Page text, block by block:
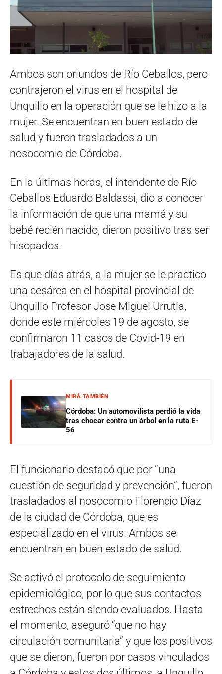
Ambos son oriundos de Río Ceballos, pero
contrajeron el virus en el hospital de
Unquillo en la operación que se le hizo a la
mujer. Se encuentran en buen estado de
salud y fueron trasladados a un
nosocomio de Córdoba.
En la últimas horas, el intendente de Río
Ceballos Eduardo Baldassi, dio a conocer
la información de que una mamá y su
bebé recién nacido, dieron positivo tras ser
hisopados.
Es que días atrás, a la mujer se le practico
una cesárea en el hospital provincial de
Unquillo Profesor Jose Miguel Urrutia,
donde este miércoles 19 de agosto, se
confirmaron 11 casos de Covid-19 en
trabajadores de la salud.
MIRÁ TAMBIÉN
Córdoba: Un automovilista perdió la vida
tras chocar contra un árbol en la ruta E-
56
El funcionario destacó que por “una
cuestión de seguridad y prevención”, fueron
trasladados al nosocomio Florencio Díaz
de la ciudad de Córdoba, que es
especializado en el virus. Ambos se
encuentran en buen estado de salud.
Se activó el protocolo de seguimiento
epidemiológico, por lo que sus contactos
estrechos están siendo evaluados. Hasta
el momento, aseguró “que no hay
circulación comunitaria” y que los positivos
que se dieron, fueron por casos vinculados